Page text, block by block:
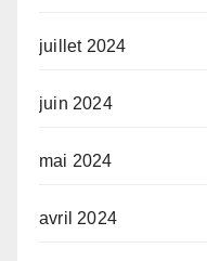
juillet 2024
juin 2024
mai 2024
avril 2024